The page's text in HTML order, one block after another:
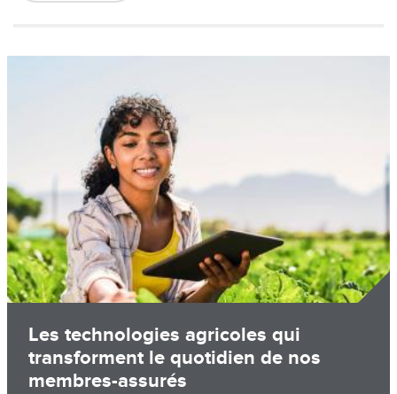
Les technologies agricoles qui
transforment le quotidien de nos
membres-assurés